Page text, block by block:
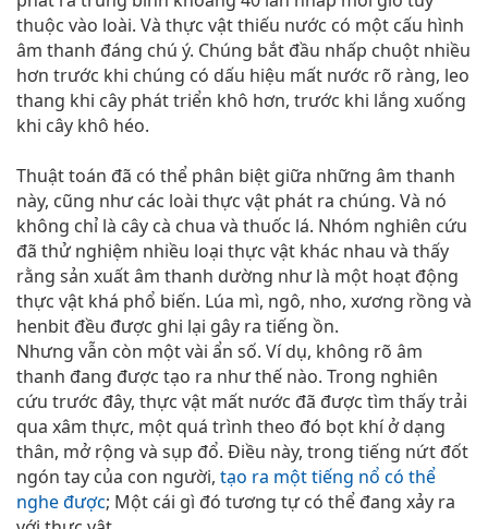
thuộc vào loài. Và thực vật thiếu nước có một cấu hình
âm thanh đáng chú ý. Chúng bắt đầu nhấp chuột nhiều
hơn trước khi chúng có dấu hiệu mất nước rõ ràng, leo
thang khi cây phát triển khô hơn, trước khi lắng xuống
khi cây khô héo.
Thuật toán đã có thể phân biệt giữa những âm thanh
này, cũng như các loài thực vật phát ra chúng. Và nó
không chỉ là cây cà chua và thuốc lá. Nhóm nghiên cứu
đã thử nghiệm nhiều loại thực vật khác nhau và thấy
rằng sản xuất âm thanh dường như là một hoạt động
thực vật khá phổ biến. Lúa mì, ngô, nho, xương rồng và
henbit đều được ghi lại gây ra tiếng ồn.
Nhưng vẫn còn một vài ẩn số. Ví dụ, không rõ âm
thanh đang được tạo ra như thế nào. Trong nghiên
cứu trước đây, thực vật mất nước đã được tìm thấy trải
qua xâm thực, một quá trình theo đó bọt khí ở dạng
thân, mở rộng và sụp đổ. Điều này, trong tiếng nứt đốt
ngón tay của con người, tạo ra một tiếng nổ có thể
nghe được; Một cái gì đó tương tự có thể đang xảy ra